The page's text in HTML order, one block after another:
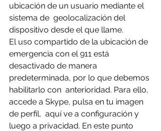
ubicación de un usuario mediante el
sistema de  geolocalización del
dispositivo desde el que llame.
El uso compartido de la ubicación de
emergencia con el 911 está
desactivado de manera
predeterminada, por lo que debemos
habilitarlo con  anterioridad. Para ello,
accede a Skype, pulsa en tu imagen
de perfil,  aquí ve a configuración y
luego a privacidad. En este punto